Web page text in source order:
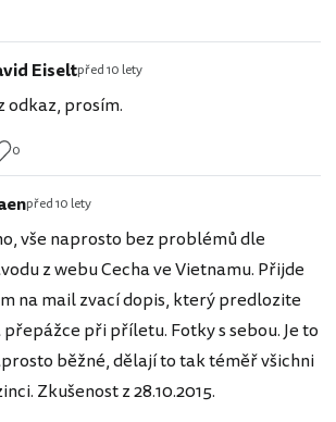
Eiseltpřed 10 lety
odkaz, prosím.
0
před 10 lety
vše naprosto bez problémů dle
z webu Cecha ve Vietnamu. Přijde
na mail zvací dopis, který predlozite
přepážce při příletu. Fotky s sebou. Je to
běžné, dělají to tak téměř všichni
Zkušenost z 28.10.2015.